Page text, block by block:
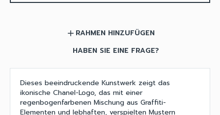
add RAHMEN HINZUFÜGEN
HABEN SIE EINE FRAGE?
Dieses beeindruckende Kunstwerk zeigt das
ikonische Chanel-Logo, das mit einer
regenbogenfarbenen Mischung aus Graffiti-
Elementen und lebhaften, verspielten Mustern